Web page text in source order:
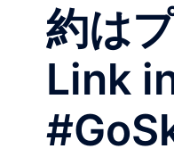
約は
Link